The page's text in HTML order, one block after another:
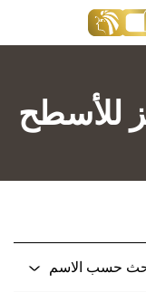
للأسطح
حسب الاسم